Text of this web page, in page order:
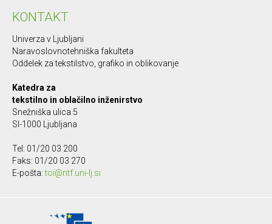
KONTAKT
Univerza v Ljubljani
Naravoslovnotehniška fakulteta
Oddelek za tekstilstvo, grafiko in oblikovanje
Katedra za
tekstilno in oblačilno inženirstvo
Snežniška ulica 5
SI-1000 Ljubljana
Tel: 01/20 03 200
Faks: 01/20 03 270
E-pošta:toi@ntf.uni-lj.si